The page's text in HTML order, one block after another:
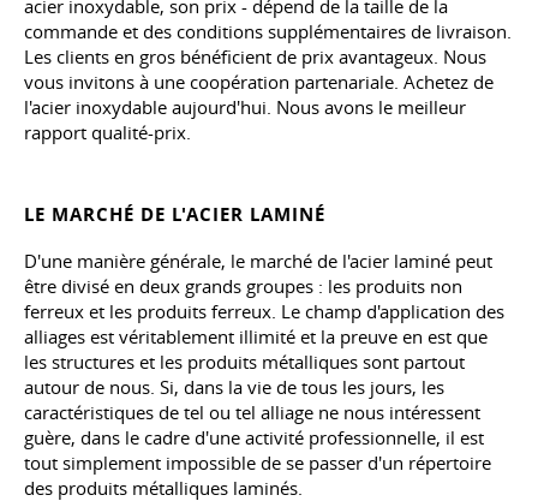
acier inoxydable, son prix - dépend de la taille de la
commande et des conditions supplémentaires de livraison.
Les clients en gros bénéficient de prix avantageux. Nous
vous invitons à une coopération partenariale. Achetez de
l'acier inoxydable aujourd'hui. Nous avons le meilleur
rapport qualité-prix.
LE MARCHÉ DE L'ACIER LAMINÉ
D'une manière générale, le marché de l'acier laminé peut
être divisé en deux grands groupes : les produits non
ferreux et les produits ferreux. Le champ d'application des
alliages est véritablement illimité et la preuve en est que
les structures et les produits métalliques sont partout
autour de nous. Si, dans la vie de tous les jours, les
caractéristiques de tel ou tel alliage ne nous intéressent
guère, dans le cadre d'une activité professionnelle, il est
tout simplement impossible de se passer d'un répertoire
des produits métalliques laminés.